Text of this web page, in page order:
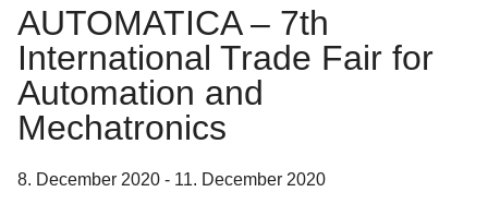
AUTOMATICA – 7th
International Trade Fair for
Automation and
Mechatronics
8. December 2020 - 11. December 2020